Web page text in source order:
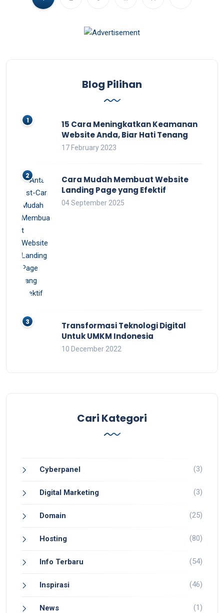
Blog Pilihan
15 Cara Meningkatkan Keamanan
Website Anda, Biar Hati Tenang
17 February 2023
Cara Mudah Membuat Website
Landing Page yang Efektif
04 September 2025
Transformasi Teknologi Digital
Untuk UMKM Indonesia
10 December 2022
Cari Kategori
Cyberpanel (3)
Digital Marketing (3)
Domain (25)
Hosting (80)
Info Terbaru (54)
Inspirasi (46)
News (1)